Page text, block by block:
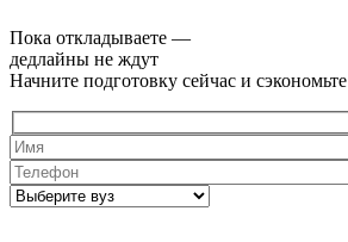
Пока откладываете —
дедлайны не ждут
Начните подготовку сейчас и сэкономьте